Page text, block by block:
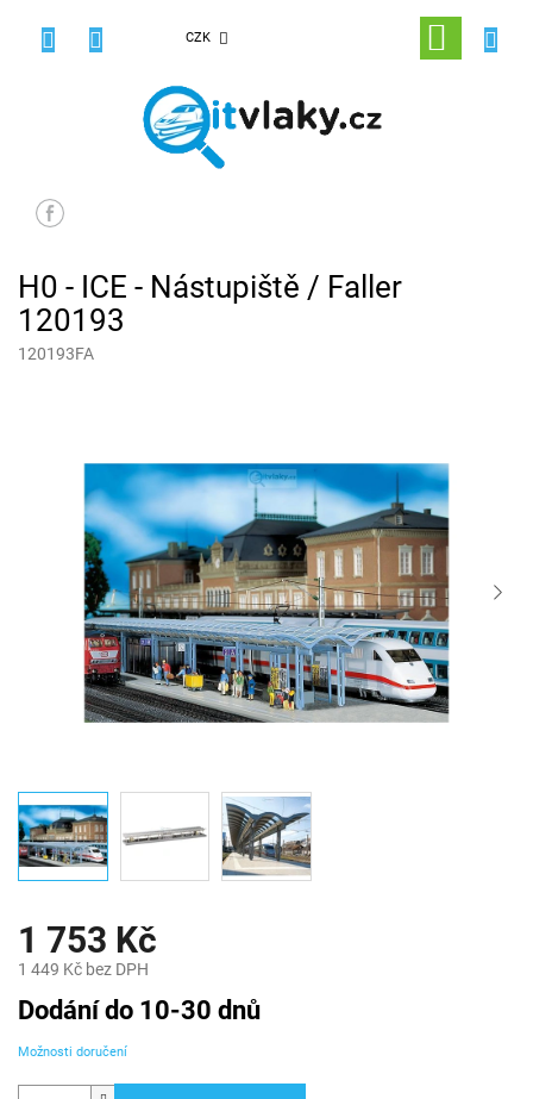
CZK
NÁKUPNÍ
KOŠÍK
H0 - ICE - Nástupiště / Faller
120193
120193FA
1 753 Kč
1 449 Kč bez DPH
Měrná
cena:
Dodání do 10-30 dnů
Možnosti doručení